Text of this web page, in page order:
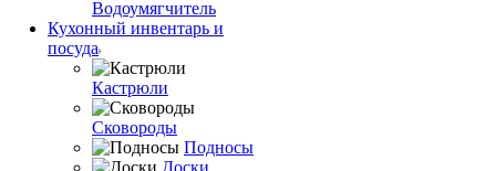
Водоумягчитель
Кухонный инвентарь и
посуда
Кастрюли
Сковороды
Подносы
Доски